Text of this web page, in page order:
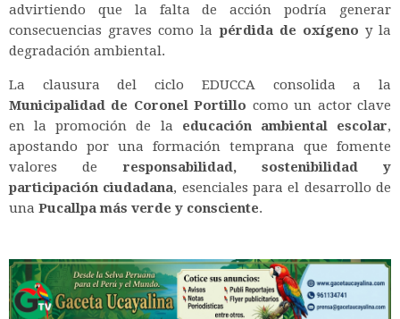
advirtiendo que la falta de acción podría generar
consecuencias graves como la pérdida de oxígeno y la
degradación ambiental.
La clausura del ciclo EDUCCA consolida a la
Municipalidad de Coronel Portillo como un actor clave
en la promoción de la educación ambiental escolar,
apostando por una formación temprana que fomente
valores deresponsabilidad, sostenibilidad y
participación ciudadana, esenciales para el desarrollo de
una Pucallpa más verde y consciente.